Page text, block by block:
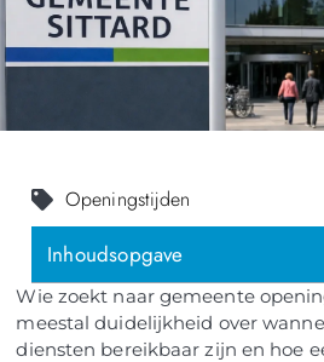
Wie zoekt naar gemeente
meestal duidelijkheid over
diensten bereikbaar zijn en hoe
Openingstijden
Inhoudsopgave